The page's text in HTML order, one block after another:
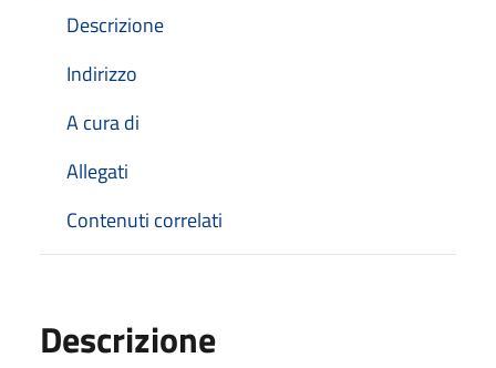
Descrizione
Indirizzo
A cura di
Allegati
Contenuti correlati
Descrizione